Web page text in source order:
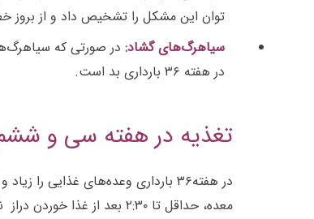
توان این مشکل را تشخیص داد و از بروز
سیاهرگ‌های گشاد: در صورتی که
در هفته ۳۶ بارداری بد است.
تغذیه در هفته سی و ششم
در هفته۳۶ بارداری وعده‌های
معده، حداقل تا ۲:۳۰ بعد